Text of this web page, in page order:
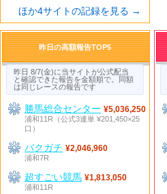
ほか4サイトの記録を見る →
昨日の高額報告TOP5
昨日 8/7(金)に当サイトが公式配当
と確認できた報告を金額順で。同額
は同じレースの報告です
勝馬総合センター ¥5,036,250
浦和11R（公式3連単 ¥201,450×25
口）
バクガチ ¥2,046,960
浦和7R
超すごい競馬 ¥1,813,050
浦和11R